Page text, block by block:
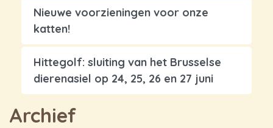
Nieuwe voorzieningen voor onze
katten!
Hittegolf: sluiting van het Brusselse
dierenasiel op 24, 25, 26 en 27 juni
Archief